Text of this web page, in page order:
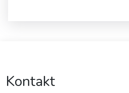
Kontakt